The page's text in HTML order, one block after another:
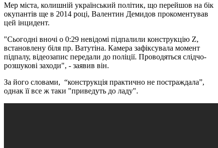
Мер міста, колишній український політик, що перейшов на бік
окупантів ще в 2014 році, Валентин Демидов прокоментував
цей інцидент.
"Сьогодні вночі о 0:29 невідомі підпалили конструкцію Z,
встановлену біля пр. Ватутіна. Камера зафіксувала момент
підпалу, відеозапис передали до поліції. Проводяться слідчо-
розшукові заходи", - заявив він.
За його словами, “конструкція практично не постраждала”,
однак її все ж таки "приведуть до ладу".